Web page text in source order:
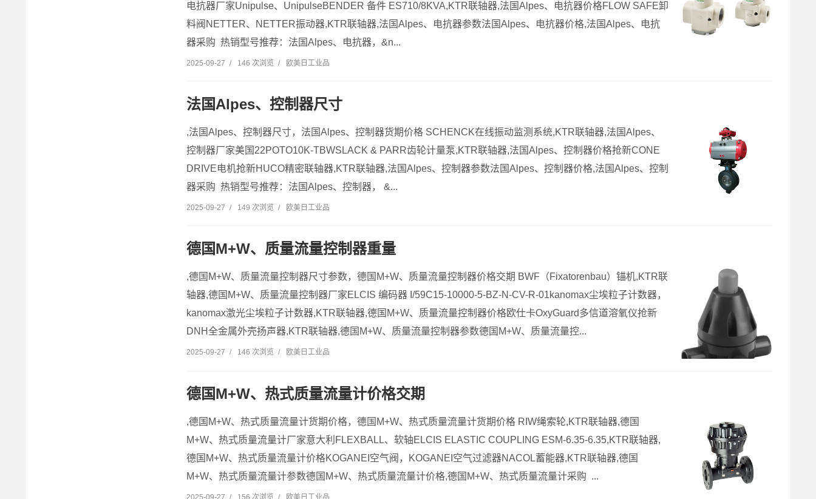
电抗器厂家Unipulse、UnipulseBENDER 备件 ES710/8KVA,KTR联轴器,法国Alpes、电抗器价格FLOW SAFE卸
料阀NETTER、NETTER振动器,KTR联轴器,法国Alpes、电抗器参数法国Alpes、电抗器价格,法国Alpes、电抗
器采购 热销型号推荐：法国Alpes、电抗器，&n...
2025-09-27 / 146 次浏览 / 欧美日工业品
法国Alpes、控制器尺寸
,法国Alpes、控制器尺寸，法国Alpes、控制器货期价格 SCHENCK在线振动监测系统,KTR联轴器,法国Alpes、
控制器厂家美国22POTO10K-TBWSLACK & PARR齿轮计量泵,KTR联轴器,法国Alpes、控制器价格抢新CONE
DRIVE电机抢新HUCO精密联轴器,KTR联轴器,法国Alpes、控制器参数法国Alpes、控制器价格,法国Alpes、控制
器采购 热销型号推荐：法国Alpes、控制器， &...
2025-09-27 / 149 次浏览 / 欧美日工业品
德国M+W、质量流量控制器重量
,德国M+W、质量流量控制器尺寸参数，德国M+W、质量流量控制器价格交期 BWF（Fixatorenbau）锚机,KTR联
轴器,德国M+W、质量流量控制器厂家ELCIS 编码器 I/59C15-10000-5-BZ-N-CV-R-01kanomax尘埃粒子计数器，
kanomax激光尘埃粒子计数器,KTR联轴器,德国M+W、质量流量控制器价格欧仕卡OxyGuard多信道溶氧仪抢新
DNH全金属外壳扬声器,KTR联轴器,德国M+W、质量流量控制器参数德国M+W、质量流量控...
2025-09-27 / 146 次浏览 / 欧美日工业品
德国M+W、热式质量流量计价格交期
,德国M+W、热式质量流量计货期价格，德国M+W、热式质量流量计货期价格 RIW绳索轮,KTR联轴器,德国
M+W、热式质量流量计厂家意大利FLEXBALL、软轴ELCIS ELASTIC COUPLING ESM-6.35-6.35,KTR联轴器,
德国M+W、热式质量流量计价格KOGANEI空气阀，KOGANEI空气过滤器NACOL蓄能器,KTR联轴器,德国
M+W、热式质量流量计参数德国M+W、热式质量流量计价格,德国M+W、热式质量流量计采购 ...